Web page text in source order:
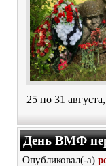
25 по 31
День ВМФ
Опубликовал(-а)